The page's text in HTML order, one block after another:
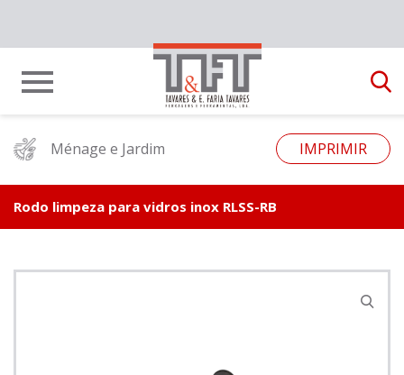
Ménage e Jardim IMPRIMIR
Rodo limpeza para vidros inox RLSS-RB